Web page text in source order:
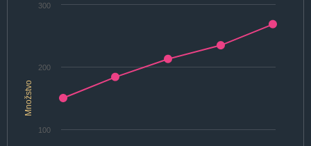
Množstvo
100
200
300